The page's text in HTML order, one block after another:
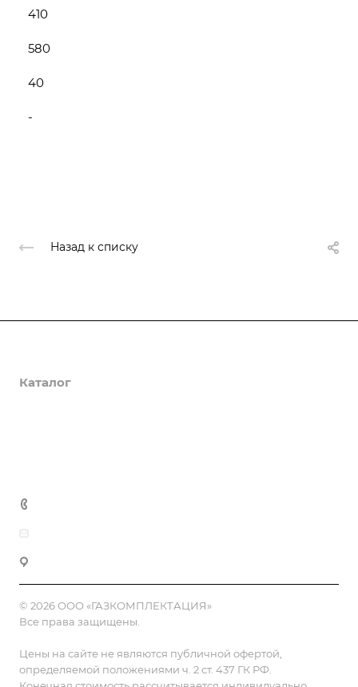
410
580
40
-
Назад к списку
Каталог
© 2026 ООО «ГАЗКОМПЛЕКТАЦИЯ»
Все права защищены.
Цены на сайте не являются публичной офертой,
определяемой положениями ч. 2 ст. 437 ГК РФ.